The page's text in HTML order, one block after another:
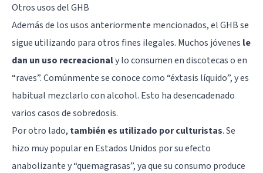
Otros usos del GHB
Además de los usos anteriormente mencionados, el GHB se
sigue utilizando para otros fines ilegales. Muchos jóvenes le
dan un uso recreacionaly lo consumen en discotecas o en
“raves”. Comúnmente se conoce como “éxtasis líquido”, y es
habitual mezclarlo con alcohol. Esto ha desencadenado
varios casos de sobredosis.
Por otro lado, también es utilizado por culturistas. Se
hizo muy popular en Estados Unidos por su efecto
anabolizante y “quemagrasas”, ya que su consumo produce